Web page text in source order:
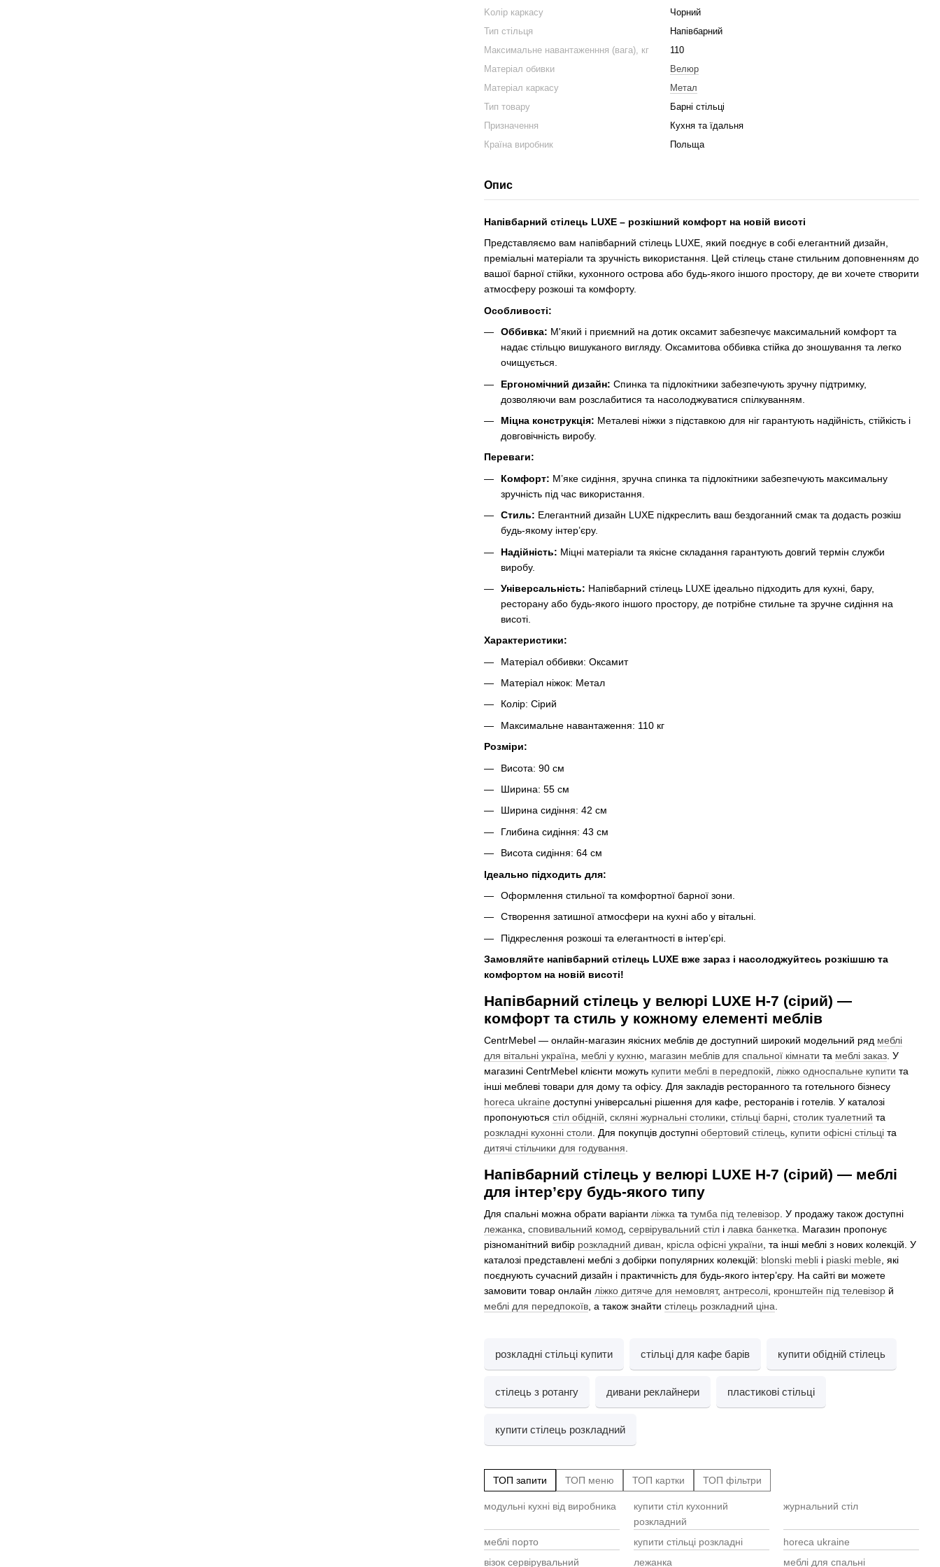
Kолір каркасу
Чорний
Тип стільця
Напівбарний
Максимальне навантаженння (вага), кг
110
Матеріал обивки
Велюр
Матеріал каркасу
Метал
Тип товару
Барні стільці
Призначення
Кухня та їдальня
Країна виробник
Польща
Опис
Напівбарний стілець LUXE – розкішний комфорт на новій висоті
Представляємо вам напівбарний стілець LUXE, який поєднує в собі елегантний дизайн,
преміальні матеріали та зручність використання. Цей стілець стане стильним доповненням до
вашої барної стійки, кухонного острова або будь-якого іншого простору, де ви хочете створити
атмосферу розкоші та комфорту.
Особливості:
Оббивка: М'який і приємний на дотик оксамит забезпечує максимальний комфорт та
надає стільцю вишуканого вигляду. Оксамитова оббивка стійка до зношування та легко
очищується.
Ергономічний дизайн: Спинка та підлокітники забезпечують зручну підтримку,
дозволяючи вам розслабитися та насолоджуватися спілкуванням.
Міцна конструкція: Металеві ніжки з підставкою для ніг гарантують надійність, стійкість і
довговічність виробу.
Переваги:
Комфорт: М’яке сидіння, зручна спинка та підлокітники забезпечують максимальну
зручність під час використання.
Стиль: Елегантний дизайн LUXE підкреслить ваш бездоганний смак та додасть розкіш
будь-якому інтер’єру.
Надійність: Міцні матеріали та якісне складання гарантують довгий термін служби
виробу.
Універсальність: Напівбарний стілець LUXE ідеально підходить для кухні, бару,
ресторану або будь-якого іншого простору, де потрібне стильне та зручне сидіння на
висоті.
Характеристики:
Матеріал оббивки: Оксамит
Матеріал ніжок: Метал
Колір: Сірий
Максимальне навантаження: 110 кг
Розміри:
Висота: 90 см
Ширина: 55 см
Ширина сидіння: 42 см
Глибина сидіння: 43 см
Висота сидіння: 64 см
Ідеально підходить для:
Оформлення стильної та комфортної барної зони.
Створення затишної атмосфери на кухні або у вітальні.
Підкреслення розкоші та елегантності в інтер’єрі.
Замовляйте напівбарний стілець LUXE вже зараз і насолоджуйтесь розкішшю та
комфортом на новій висоті!
Напівбарний стілець у велюрі LUXE H-7 (сірий) —
комфорт та стиль у кожному елементі меблів
CentrMebel — онлайн-магазин якісних меблів де доступний широкий модельний ряд меблі
для вітальні україна
меблі у кухню магазин меблів для спальної кімнати та меблі заказ . У
магазині CentrMebel клієнти можуть купити меблі в передпокій ліжко односпальне купити та
інші меблеві товари для дому та офісу. Для закладів ресторанного та готельного бізнесу
horeca ukraine доступні універсальні рішення для кафе, ресторанів і готелів. У каталозі
пропонуються стіл обідній скляні журнальні столики стільці барні столик туалетний та
розкладні кухонні столи . Для покупців доступні обертовий стілець купити офісні стільці та
дитячі стільчики для годування
Напівбарний стілець у велюрі LUXE H-7 (сірий) — меблі
для інтер’єру будь-якого типу
Для спальні можна обрати варіанти ліжка та тумба під телевізор . У продажу також доступні
лежанка сповивальний комод сервірувальний стіл і лавка банкетка . Магазин пропонує
різноманітний вибір розкладний диван крісла офісні україни , та інші меблі з нових колекцій. У
каталозі представлені меблі з добірки популярних колекцій: blonski mebli і piaski meble , які
поєднують сучасний дизайн і практичність для будь-якого інтер’єру. На сайті ви можете
замовити товар онлайн ліжко дитяче для немовлят, антресолі кронштейн під телевізор й
меблі для передпокоїв , а також знайти стілець розкладний ціна
розкладні стільці купити стільці для кафе барів купити обідній стілець
стілець з ротангу дивани реклайнери пластикові стільці
купити стілець розкладний
ТОП запити ТОП меню ТОП картки ТОП фільтри
модульні кухні від виробника
купити стіл кухонний
розкладний
журнальний стіл
меблі порто купити стільці розкладні
horeca ukraine
візок сервірувальний
лежанка
меблі для спальні